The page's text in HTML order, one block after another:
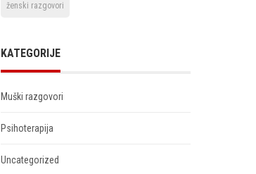
ženski razgovori
KATEGORIJE
Muški razgovori
Psihoterapija
Uncategorized